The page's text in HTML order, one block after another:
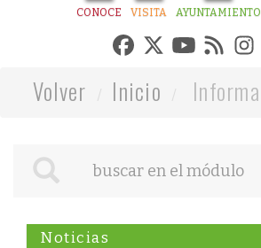
CONOCE VISITA AYUNTAMIENTO
Volver Inicio Informa
Noticias